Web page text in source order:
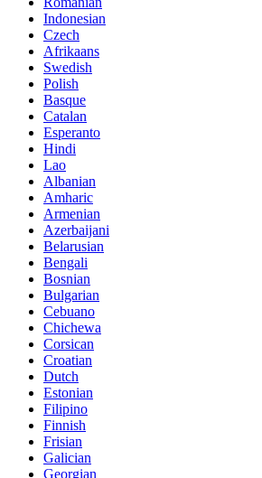
Indonesian
Czech
Afrikaans
Swedish
Polish
Basque
Catalan
Esperanto
Hindi
Lao
Albanian
Amharic
Armenian
Azerbaijani
Belarusian
Bengali
Bosnian
Bulgarian
Cebuano
Chichewa
Corsican
Croatian
Dutch
Estonian
Filipino
Finnish
Frisian
Galician
Georgian